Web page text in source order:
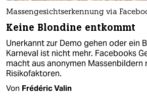
Massengesichtserkennung via
Keine Blondine entkommt
Unerkannt zur Demo gehen oder ein
Karneval ist nicht mehr. Facebooks
macht aus anonymen Massenbildern
Risikofaktoren.
Von Frédéric Valin